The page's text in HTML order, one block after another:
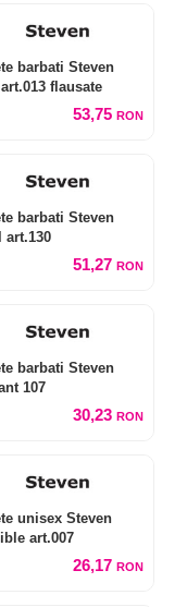
barbati Steven
flausate
53,75 RON
barbati Steven
art.130
51,27 RON
barbati Steven
107
30,23 RON
unisex Steven
art.007
26,17 RON